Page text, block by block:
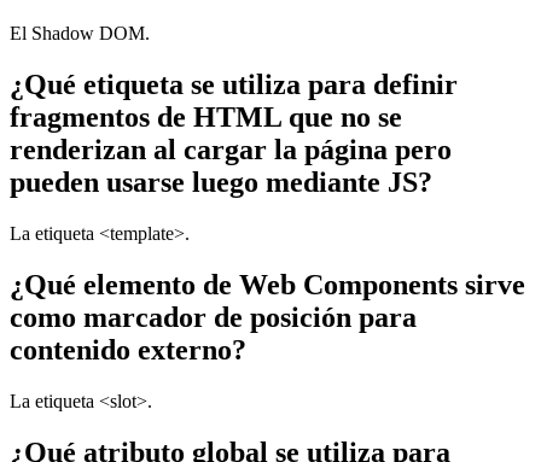
El Shadow DOM.
¿Qué etiqueta se utiliza para definir
fragmentos de HTML que no se
renderizan al cargar la página pero
pueden usarse luego mediante JS?
La etiqueta <template>.
¿Qué elemento de Web Components sirve
como marcador de posición para
contenido externo?
La etiqueta <slot>.
¿Qué atributo global se utiliza para